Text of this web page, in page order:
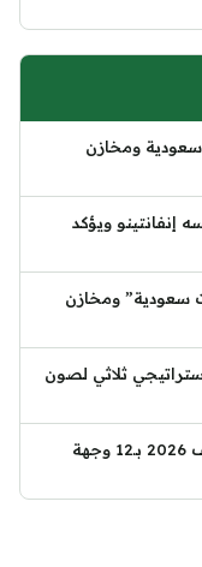
ومخازن
إنفانتينو ويؤكد
سعودية” ومخازن
ثلاثي لصون
شواطئ جدة تستقطب الزوار في صيف 2026 بـ12 وجهة